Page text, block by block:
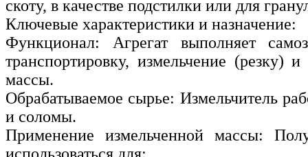
скоту, в качестве подстилки или для
Ключевые характеристики и назначение:
Функционал: Агрегат выполняет
транспортировку, измельчение (резку)
массы.
Обрабатываемое сырье: Измельчитель
и соломы.
Применение измельченной массы:
использоваться для: